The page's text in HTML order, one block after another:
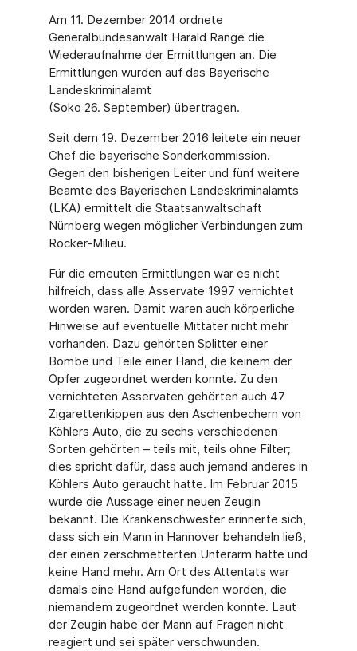
Am 11. Dezember 2014 ordnete
Generalbundesanwalt Harald Range die
Wiederaufnahme der Ermittlungen an. Die
Ermittlungen wurden auf das Bayerische
Landeskriminalamt
(Soko 26. September) übertragen.
Seit dem 19. Dezember 2016 leitete ein neuer
Chef die bayerische Sonderkommission.
Gegen den bisherigen Leiter und fünf weitere
Beamte des Bayerischen Landeskriminalamts
(LKA) ermittelt die Staatsanwaltschaft
Nürnberg wegen möglicher Verbindungen zum
Rocker-Milieu.
Für die erneuten Ermittlungen war es nicht
hilfreich, dass alle Asservate 1997 vernichtet
worden waren. Damit waren auch körperliche
Hinweise auf eventuelle Mittäter nicht mehr
vorhanden. Dazu gehörten Splitter einer
Bombe und Teile einer Hand, die keinem der
Opfer zugeordnet werden konnte. Zu den
vernichteten Asservaten gehörten auch 47
Zigarettenkippen aus den Aschenbechern von
Köhlers Auto, die zu sechs verschiedenen
Sorten gehörten – teils mit, teils ohne Filter;
dies spricht dafür, dass auch jemand anderes in
Köhlers Auto geraucht hatte. Im Februar 2015
wurde die Aussage einer neuen Zeugin
bekannt. Die Krankenschwester erinnerte sich,
dass sich ein Mann in Hannover behandeln ließ,
der einen zerschmetterten Unterarm hatte und
keine Hand mehr. Am Ort des Attentats war
damals eine Hand aufgefunden worden, die
niemandem zugeordnet werden konnte. Laut
der Zeugin habe der Mann auf Fragen nicht
reagiert und sei später verschwunden.